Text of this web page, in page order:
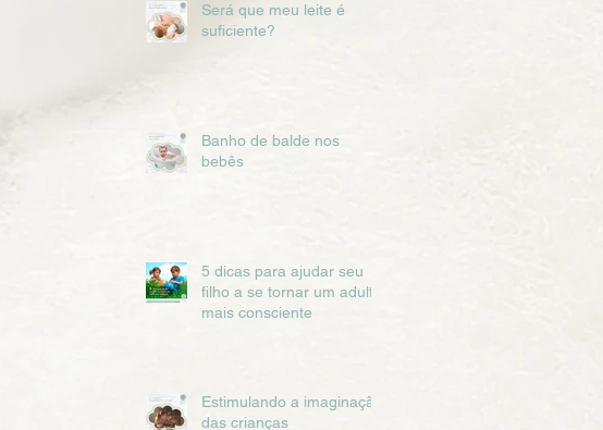
Será que meu leite é
suficiente?
Banho de balde nos
bebês
5 dicas para ajudar seu
filho a se tornar um adulto
mais consciente
Estimulando a imaginação
das crianças